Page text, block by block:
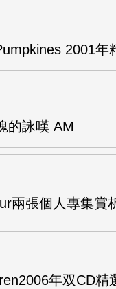
2001年
的詠嘆 AM
兩張個人專集賞
年双CD精